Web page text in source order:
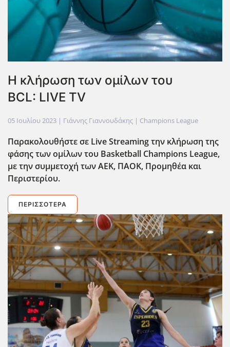
Η κλήρωση των ομίλων του
BCL: LIVE TV
05 Ιουλίου 2023 | Γιάννης Γιαννουδάκης | Champions League
Παρακολουθήστε σε LiveStreamingτην κλήρωση της
φάσης των ομίλων του Basketball Champions League,
με την συμμετοχή των ΑΕΚ, ΠΑΟΚ, Προμηθέα και
Περιστερίου.
ΠΕΡΙΣΣΌΤΕΡΑ